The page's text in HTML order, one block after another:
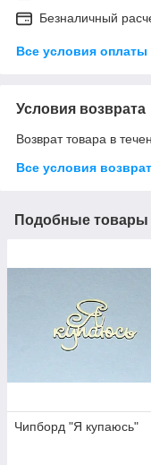
Безналичный
Все условия оплаты
Условия возврата
Возврат товара в
Все условия
Подобные товары
Чипборд "Я купаюсь"